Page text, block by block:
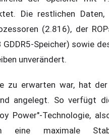
Die restlichen
(2.816), der
GDDR5-Speicher) sowie
unverändert.
zu erwarten war, hat
angelegt. So verfügt
Power"-Technologie,
eine maximale